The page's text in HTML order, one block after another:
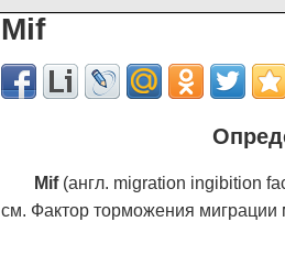
Mif
Mif(англ. migration ingibition
см. Фактор торможения миграции